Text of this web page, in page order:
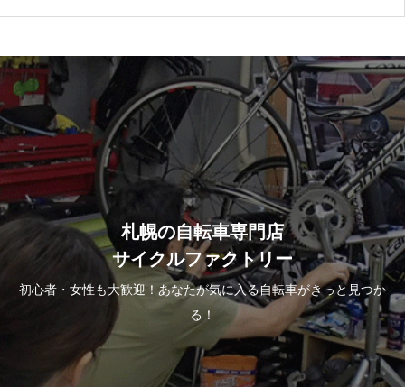
札幌の自転車専門店
サイクルファクトリー
初心者・女性も大歓迎！あなたが気に入る自転車がきっと見つか
る！